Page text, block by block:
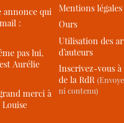
annonce qui
:
pas lui,
Aurélie
merci à
Louise
Mentions légales
Ours
Utilisation des
d’auteurs
Inscrivez-vous
de la RdR
ni contenu)